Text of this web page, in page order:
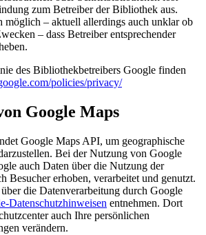
zum Betreiber der Bibliothek aus.
möglich – aktuell allerdings auch unklar ob
– dass Betreiber entsprechender
des Bibliothekbetreibers Google finden
policies/privacy/
Google Maps
Google Maps API, um geographische
Bei der Nutzung von Google
auch Daten über die Nutzung der
Besucher erhoben, verarbeitet und genutzt.
die Datenverarbeitung durch Google
Datenschutzhinweisen entnehmen. Dort
auch Ihre persönlichen
verändern.